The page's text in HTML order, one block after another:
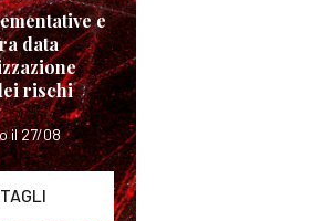
e
data
rischi
il 27/08